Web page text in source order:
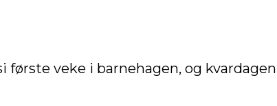
veke i barnehagen, og kvardagen